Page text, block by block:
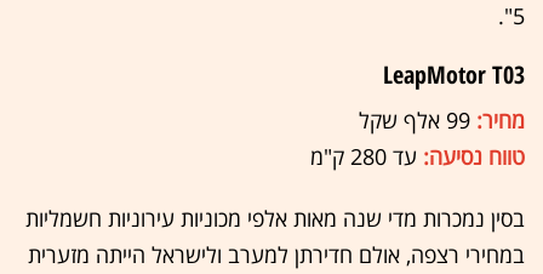
5".
LeapMotor T03
מחיר: 99 אלף שקל
טווח נסיעה: עד 280 ק"מ
בסין נמכרות מדי שנה מאות אלפי מכוניות עירוניות חשמליות
במחירי רצפה, אולם חדירתן למערב ולישראל הייתה מזערית